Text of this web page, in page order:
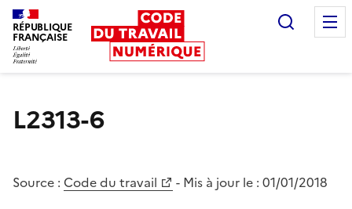
RÉPUBLIQUE
FRANÇAISE
L2313-6
Source : Code du travail - Mis à jour le : 01/01/2018